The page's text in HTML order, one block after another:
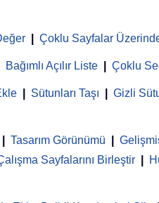
Çoklu Sayfalar
Bağımlı Açılır Liste Çoklu
Sütunları Taşı
Gizli
Tasarım Görünümü
Sayfalarını Birleştir